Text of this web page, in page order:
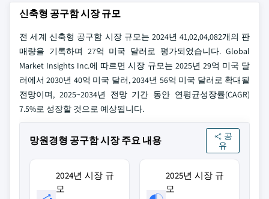
신축형 공구함 시장 규모
전 세계 신축형 공구함 시장 규모는 2024년 41,02,04,082개의 판
매량을 기록하며 27억 미국 달러로 평가되었습니다. Global
Market Insights Inc.에 따르면 시장 규모는 2025년 29억 미국 달
러에서 2030년 40억 미국 달러, 2034년 56억 미국 달러로 확대될
전망이며, 2025~2034년 전망 기간 동안 연평균성장률(CAGR)
7.5%로 성장할 것으로 예상됩니다.
망원경형 공구함 시장 주요 내용
공
유
2024년 시장 규
모
2025년 시장 규
모